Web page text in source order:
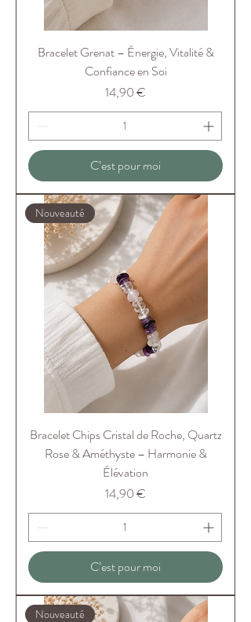
Bracelet Grenat – Énergie, Vitalité &
Confiance en Soi
Prix
14,90 €
C’est pour moi
Nouveauté
Bracelet Chips Cristal de Roche, Quartz
Rose & Améthyste – Harmonie &
Élévation
Prix
14,90 €
C’est pour moi
Nouveauté